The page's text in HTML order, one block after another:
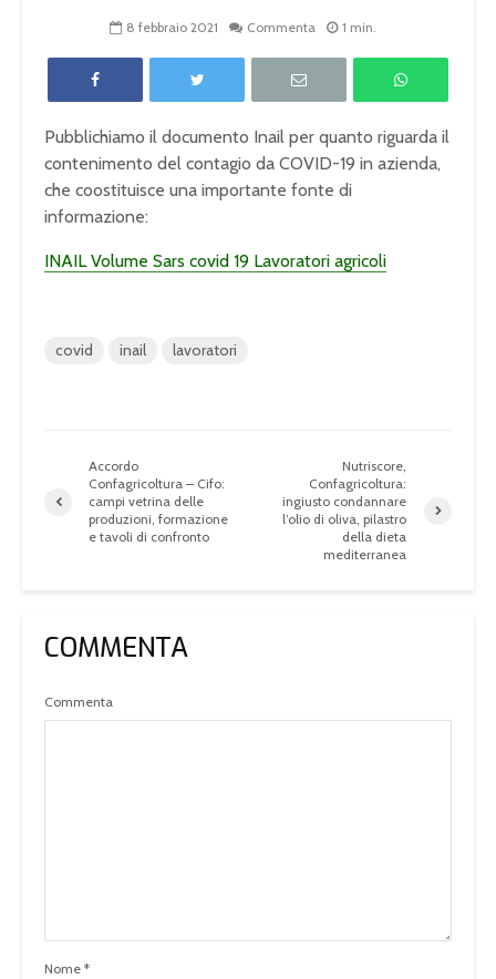
8 febbraio 2021 Commenta 1 min.
Pubblichiamo il documento Inail per quanto riguarda il
contenimento del contagio da COVID-19 in azienda,
che coostituisce una importante fonte di
informazione:
INAIL Volume Sars covid 19 Lavoratori agricoli
covid inail lavoratori
Accordo
Confagricoltura – Cifo:
campi vetrina delle
produzioni, formazione
e tavoli di confronto
Nutriscore,
Confagricoltura:
ingiusto condannare
l’olio di oliva, pilastro
della dieta
mediterranea
COMMENTA
Commenta
Nome *